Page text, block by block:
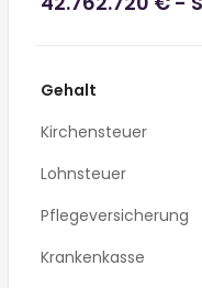
Gehalt
Kirchensteuer
Lohnsteuer
Pflegeversicherung
Krankenkasse